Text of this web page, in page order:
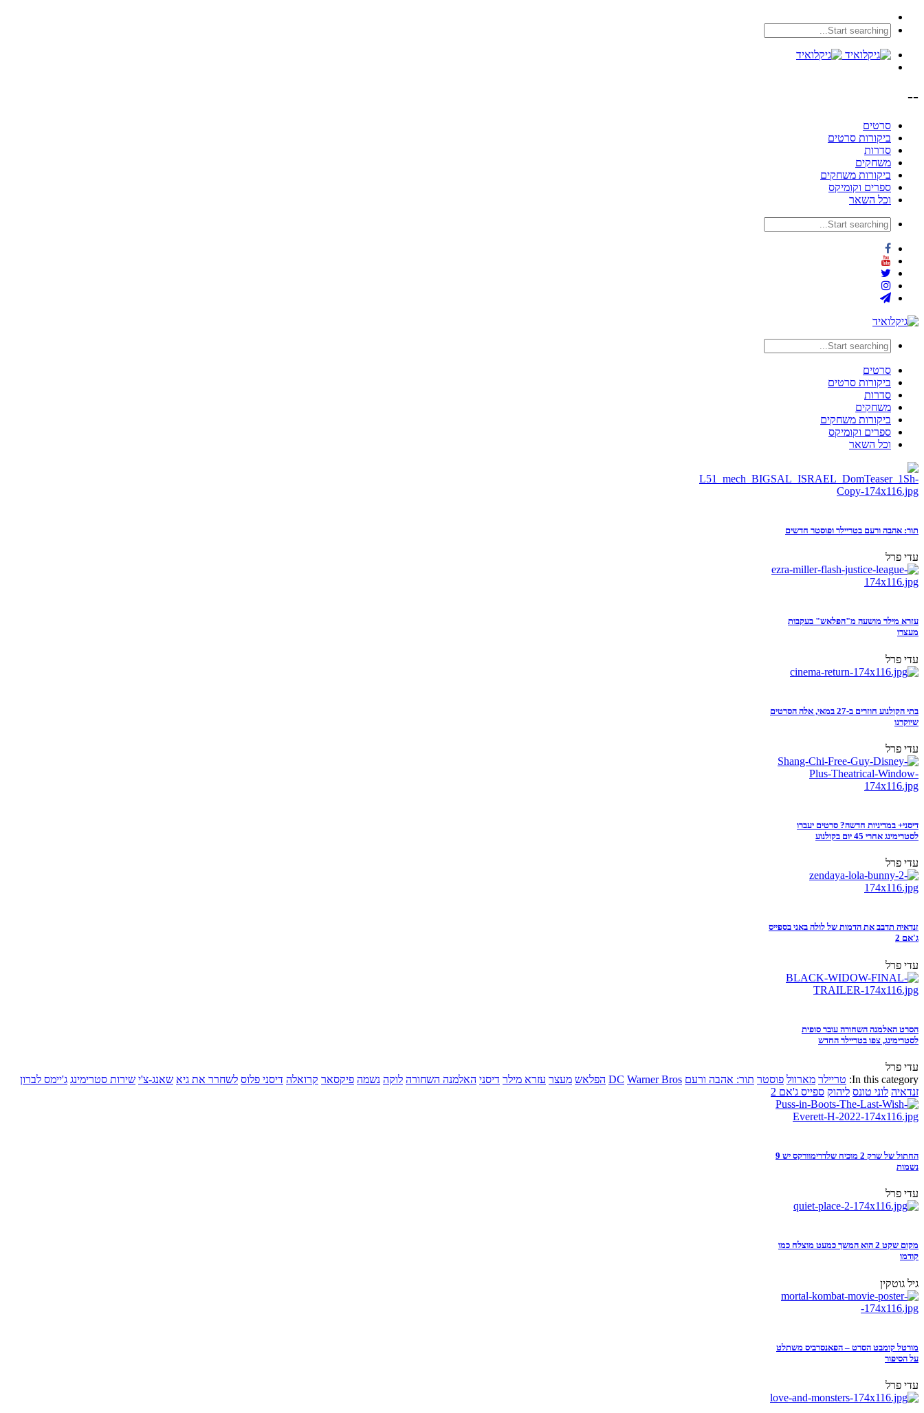
--
סרטים
ביקורות סרטים
סדרות
משחקים
ביקורות משחקים
ספרים וקומיקס
וכל השאר
סרטים
ביקורות סרטים
סדרות
משחקים
ביקורות משחקים
ספרים וקומיקס
וכל השאר
תור: אהבה ורעם בטריילר ופוסטר חדשים
עדי פרל
עזרא מילר מושעה מ"הפלאש" בעקבות
מעצרו
עדי פרל
בתי הקולנוע חוזרים ב-27 במאי, אלה הסרטים
שיוקרנו
עדי פרל
דיסני+ במדיניות חדשה? סרטים יעברו
לסטרימינג אחרי 45 יום בקולנוע
עדי פרל
זנדאיה תדבב את הדמות של לולה באני בספייס
ג'אם 2
עדי פרל
הסרט האלמנה השחורה עובר סופית
לסטרימינג, צפו בטריילר החדש
עדי פרל
In this category: טריילר מארוול פוסטר תור: אהבה ורעם DC Warner Bros הפלאש מעצר עזרא מילר דיסני האלמנה השחורה לוקה נשמה פיקסאר קרואלה דיסני פלוס לשחרר את גיא שאנג-צ'י שירות סטרימינג ג'יימס לברון
זנדאיה לוני טונס ליהוק ספייס ג'אם 2
החתול של שרק 2 מוכיח שלדרימוורקס יש 9
נשמות
עדי פרל
מקום שקט 2 הוא המשך כמעט מוצלח כמו
קודמו
גיל גוטקין
מורטל קומבט הסרט – הפאנסרביס משתלט
על הסיפור
עדי פרל